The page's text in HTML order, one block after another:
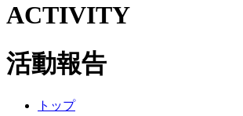
ACTIVITY
活動報告
トップ